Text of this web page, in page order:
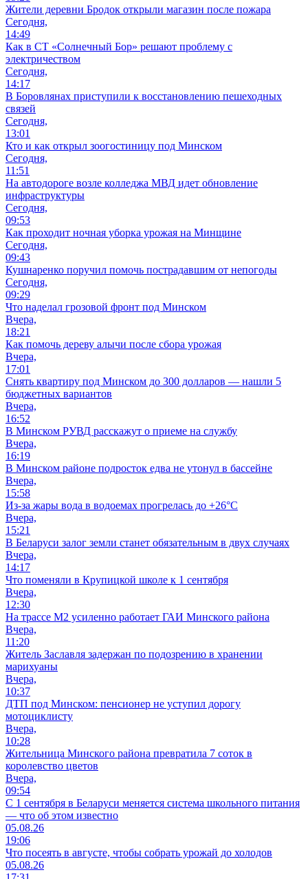
Жители деревни Бродок открыли магазин после пожара
Сегодня,
14:49
Как в СТ «Солнечный Бор» решают проблему с
электричеством
Сегодня,
14:17
В Боровлянах приступили к восстановлению пешеходных
связей
Сегодня,
13:01
Кто и как открыл зоогостиницу под Минском
Сегодня,
11:51
На автодороге возле колледжа МВД идет обновление
инфраструктуры
Сегодня,
09:53
Как проходит ночная уборка урожая на Минщине
Сегодня,
09:43
Кушнаренко поручил помочь пострадавшим от непогоды
Сегодня,
09:29
Что наделал грозовой фронт под Минском
Вчера,
18:21
Как помочь дереву алычи после сбора урожая
Вчера,
17:01
Снять квартиру под Минском до 300 долларов — нашли 5
бюджетных вариантов
Вчера,
16:52
В Минском РУВД расскажут о приеме на службу
Вчера,
16:19
В Минском районе подросток едва не утонул в бассейне
Вчера,
15:58
Из-за жары вода в водоемах прогрелась до +26°C
Вчера,
15:21
В Беларуси залог земли станет обязательным в двух случаях
Вчера,
14:17
Что поменяли в Крупицкой школе к 1 сентября
Вчера,
12:30
На трассе М2 усиленно работает ГАИ Минского района
Вчера,
11:20
Житель Заславля задержан по подозрению в хранении
марихуаны
Вчера,
10:37
ДТП под Минском: пенсионер не уступил дорогу
мотоциклисту
Вчера,
10:28
Жительница Минского района превратила 7 соток в
королевство цветов
Вчера,
09:54
С 1 сентября в Беларуси меняется система школьного питания
— что об этом известно
05.08.26
19:06
Что посеять в августе, чтобы собрать урожай до холодов
05.08.26